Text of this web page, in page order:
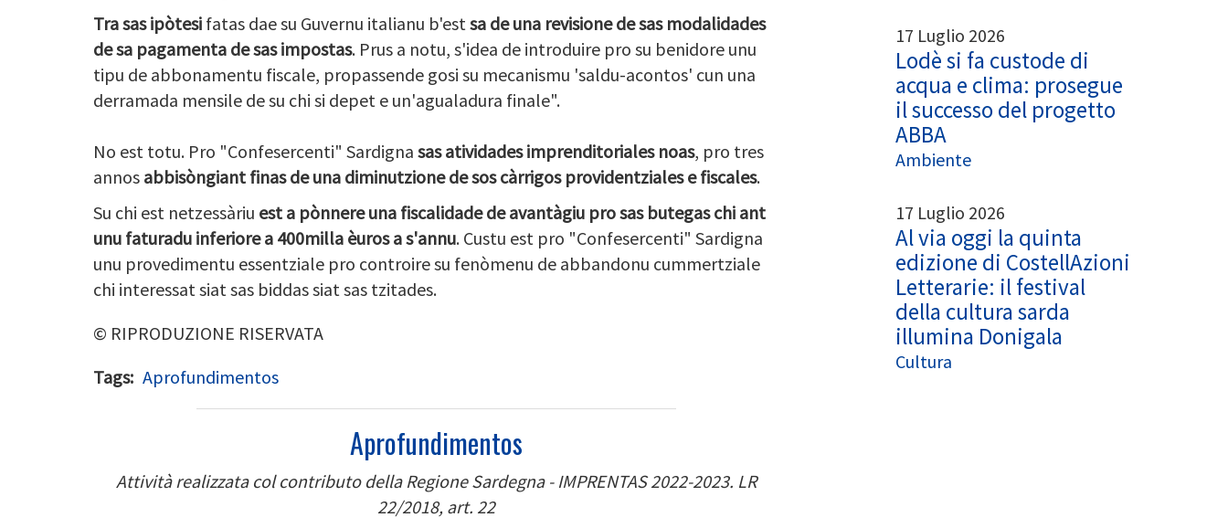
Tra sas ipòtesi fatas dae su Guvernu italianu b'est sa de una revisione de sas modalidades
de sa pagamenta de sas impostas. Prus a notu, s'idea de introduire pro su benidore unu
tipu de abbonamentu fiscale, propassende gosi su mecanismu 'saldu-acontos' cun una
derramada mensile de su chi si depet e un'agualadura finale".
No est totu. Pro "Confesercenti" Sardigna sas atividades imprenditoriales noas, pro tres
annos abbisòngiant finas de una diminutzione de sos càrrigos providentziales e fiscales.
Su chi est netzessàriu est a pònnere una fiscalidade de avantàgiu pro sas butegas chi ant
unu faturadu inferiore a 400milla èuros a s'annu. Custu est pro "Confesercenti" Sardigna
unu provedimentu essentziale pro controire su fenòmenu de abbandonu cummertziale
chi interessat siat sas biddas siat sas tzitades.
© RIPRODUZIONE RISERVATA
Tags Aprofundimentos
Aprofundimentos
Attività realizzata col contributo della Regione Sardegna - IMPRENTAS 2022-2023. LR
22/2018, art. 22
17 Luglio 2026
Lodè si fa custode di
acqua e clima: prosegue
il successo del progetto
ABBA
Ambiente
17 Luglio 2026
Al via oggi la quinta
edizione di CostellAzioni
Letterarie: il festival
della cultura sarda
illumina Donigala
Cultura